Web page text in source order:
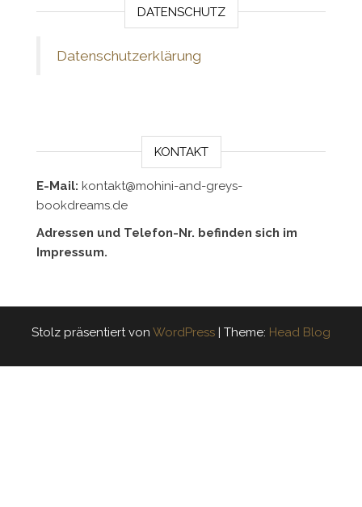
DATENSCHUTZ
Datenschutzerklärung
KONTAKT
E-Mail: kontakt@mohini-and-greys-
bookdreams.de
Adressen und Telefon-Nr. befinden sich im
Impressum.
Stolz präsentiert von WordPress | Theme: Head Blog